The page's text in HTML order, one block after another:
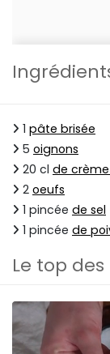
1 pâte brisée
5 oignons
20 cl de
2 oeufs
1 pincée de sel
1 pincée de
Le top